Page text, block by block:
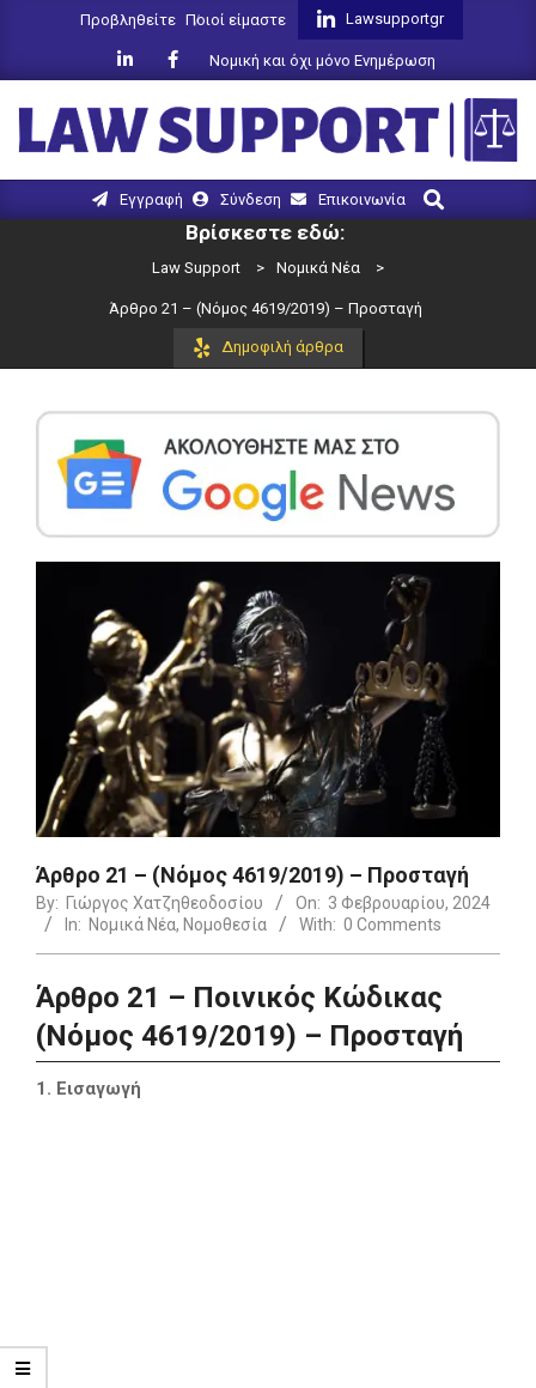
Προβληθείτε Ποιοί είμαστε Lawsupportgr
Νομική και όχι μόνο Ενημέρωση
LAW
SUPPORT
Navigation
Εγγραφή Σύνδεση Επικοινωνία
Search
Βρίσκεστε εδώ:
Law Support > Νομικά Νέα >
Άρθρο 21 – (Νόμος 4619/2019) – Προσταγή
Δημοφιλή άρθρα
Άρθρο 21 – (Νόμος 4619/2019) – Προσταγή
By: Γιώργος Χατζηθεοδοσίου On: 3 Φεβρουαρίου, 2024
In: Νομικά Νέα, Νομοθεσία With: 0 Comments
Άρθρο 21 – Ποινικός Κώδικας
(Νόμος 4619/2019) – Προσταγή
1. Εισαγωγή